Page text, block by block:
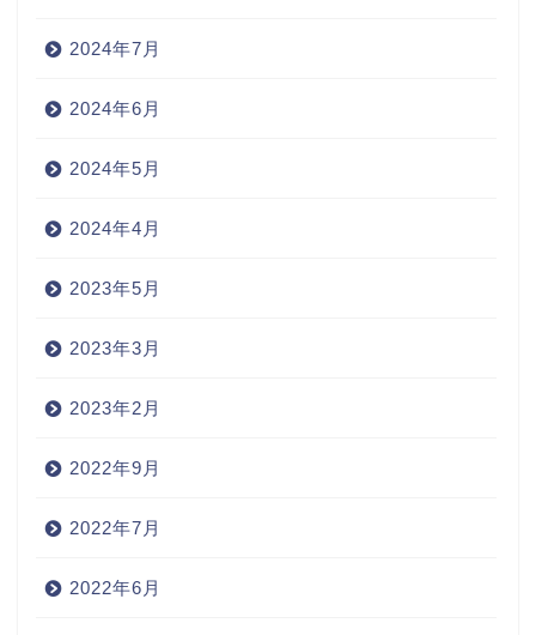
2024年7月
2024年6月
2024年5月
2024年4月
2023年5月
2023年3月
2023年2月
2022年9月
2022年7月
2022年6月